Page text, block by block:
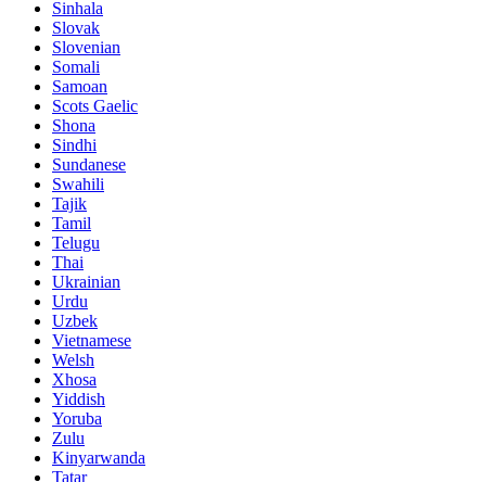
Sinhala
Slovak
Slovenian
Somali
Samoan
Scots Gaelic
Shona
Sindhi
Sundanese
Swahili
Tajik
Tamil
Telugu
Thai
Ukrainian
Urdu
Uzbek
Vietnamese
Welsh
Xhosa
Yiddish
Yoruba
Zulu
Kinyarwanda
Tatar